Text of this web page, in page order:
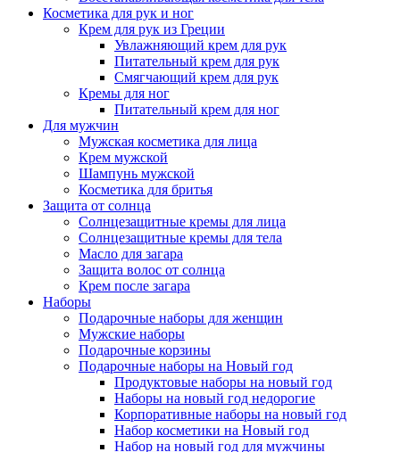
Косметика для рук и ног
Крем для рук из Греции
Увлажняющий крем для рук
Питательный крем для рук
Смягчающий крем для рук
Кремы для ног
Питательный крем для ног
Для мужчин
Мужская косметика для лица
Крем мужской
Шампунь мужской
Косметика для бритья
Защита от солнца
Солнцезащитные кремы для лица
Солнцезащитные кремы для тела
Масло для загара
Защита волос от солнца
Крем после загара
Наборы
Подарочные наборы для женщин
Мужские наборы
Подарочные корзины
Подарочные наборы на Новый год
Продуктовые наборы на новый год
Наборы на новый год недорогие
Корпоративные наборы на новый год
Набор косметики на Новый год
Набор на новый год для мужчины